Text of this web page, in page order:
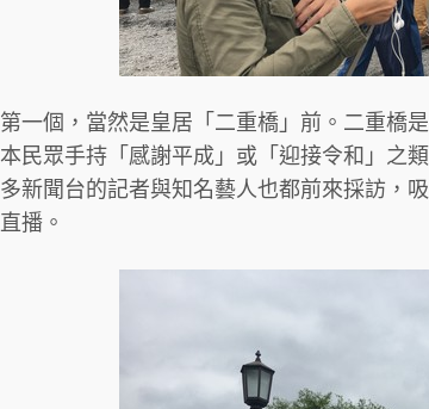
第一個，當然是皇居「二重橋」前。二重橋
本民眾手持「感謝平成」或「迎接令和」之
多新聞台的記者與知名藝人也都前來採訪，
直播。